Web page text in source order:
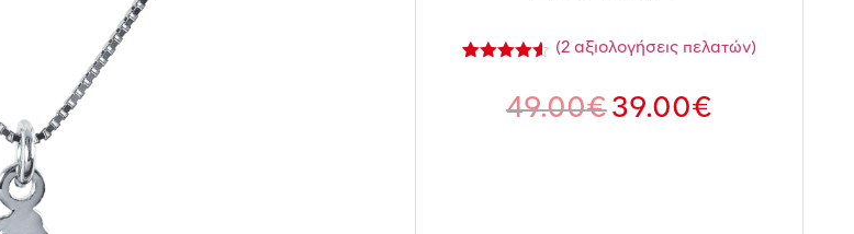
από 5 με
βάση
(2αξιολογήσεις πελατών)
49.00€39.00€